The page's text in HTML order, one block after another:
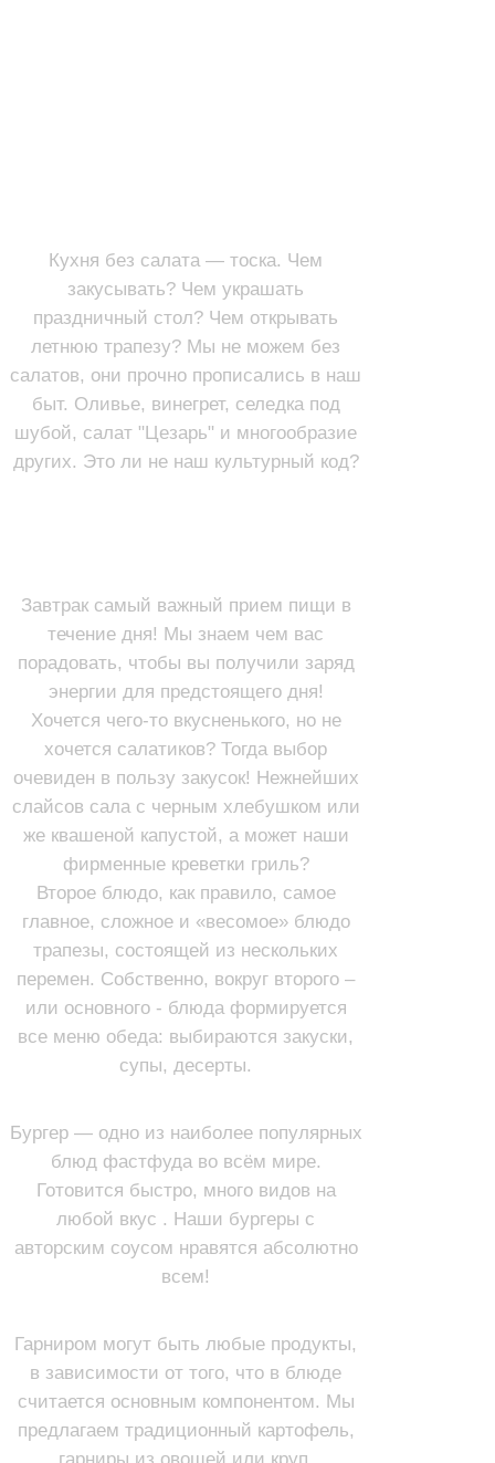
Кухня без салата — тоска. Чем
закусывать? Чем украшать
праздничный стол? Чем открывать
летнюю трапезу? Мы не можем без
салатов, они прочно прописались в наш
быт. Оливье, винегрет, селедка под
шубой, салат "Цезарь" и многообразие
других. Это ли не наш культурный код?
Завтрак самый важный прием пищи в
течение дня! Мы знаем чем вас
порадовать, чтобы вы получили заряд
энергии для предстоящего дня!
Хочется чего-то вкусненького, но не
хочется салатиков? Тогда выбор
очевиден в пользу закусок! Нежнейших
слайсов сала с черным хлебушком или
же квашеной капустой, а может наши
фирменные креветки гриль?
Второе блюдо, как правило, самое
главное, сложное и «весомое» блюдо
трапезы, состоящей из нескольких
перемен. Собственно, вокруг второго –
или основного - блюда формируется
все меню обеда: выбираются закуски,
супы, десерты.
Бургер — одно из наиболее популярных
блюд фастфуда во всём мире.
Готовится быстро, много видов на
любой вкус . Наши бургеры с
авторским соусом нравятся абсолютно
всем!
Гарниром могут быть любые продукты,
в зависимости от того, что в блюде
считается основным компонентом. Мы
предлагаем традиционный картофель,